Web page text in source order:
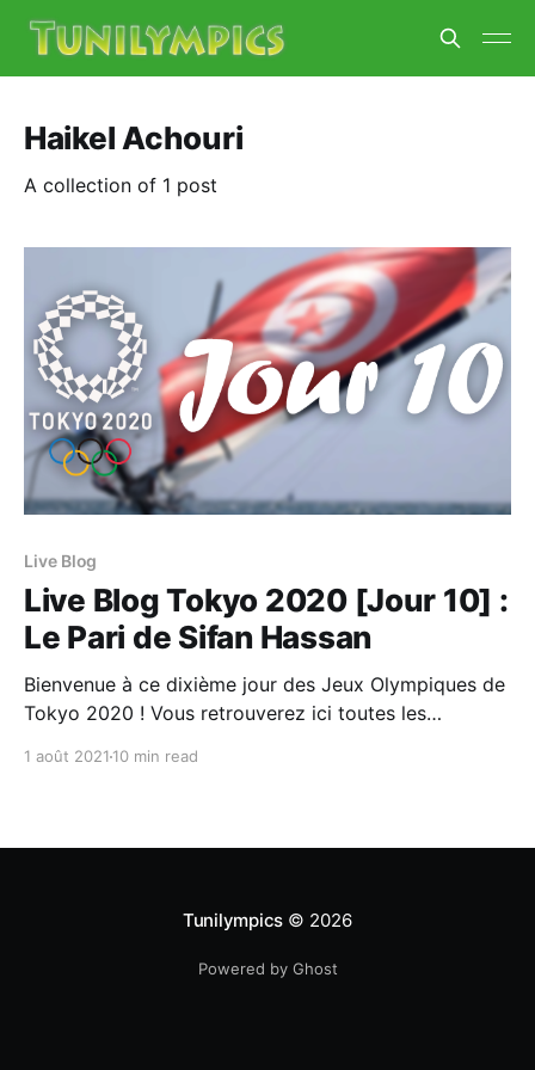
Haikel Achouri
A collection of 1 post
Live Blog
Live Blog Tokyo 2020 [Jour 10] :
Le Pari de Sifan Hassan
Bienvenue à ce dixième jour des Jeux Olympiques de
Tokyo 2020 ! Vous retrouverez ici toutes les
1 août 2021 10 min read
Tunilympics © 2026
Powered by Ghost